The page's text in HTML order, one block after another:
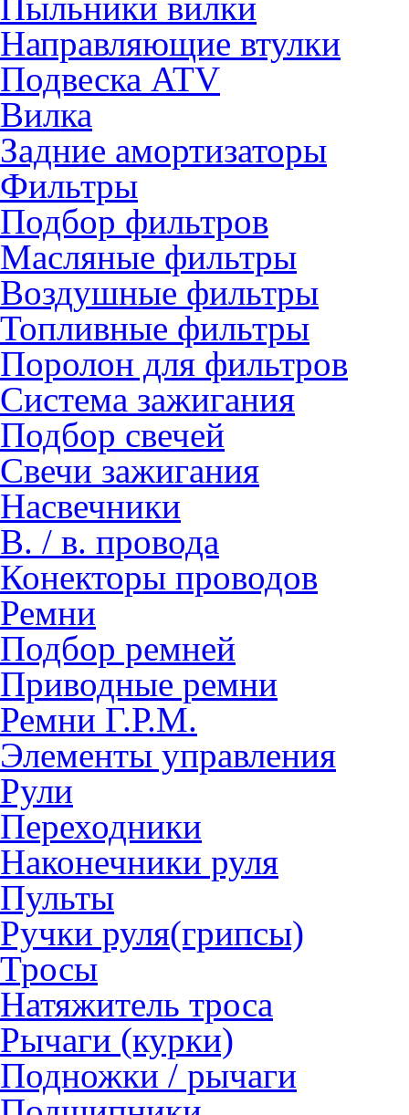
Направляющие втулки
Подвеска ATV
Вилка
Задние амортизаторы
Фильтры
Подбор фильтров
Масляные фильтры
Воздушные фильтры
Топливные фильтры
Поролон для фильтров
Система зажигания
Подбор свечей
Свечи зажигания
Насвечники
В. / в. провода
Конекторы проводов
Ремни
Подбор ремней
Приводные ремни
Ремни Г.Р.М.
Элементы управления
Рули
Переходники
Наконечники руля
Пульты
Ручки руля(грипсы)
Тросы
Натяжитель троса
Рычаги (курки)
Подножки / рычаги